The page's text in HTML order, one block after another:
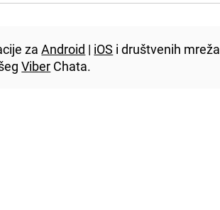
zaAndroid | iOS i društvenih
Viber Chata.